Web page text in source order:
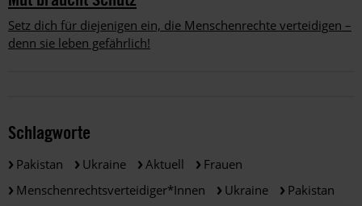
Setz dich für diejenigen ein, die Menschenrechte verteidigen –
denn sie leben gefährlich!
Schlagworte
Pakistan Ukraine Aktuell
Frauen
Menschenrechtsverteidiger*innen
Ukraine
Pakistan